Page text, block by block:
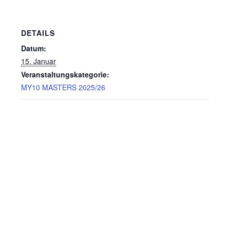
DETAILS
Datum:
15. Januar
Veranstaltungskategorie:
MY10 MASTERS 2025/26